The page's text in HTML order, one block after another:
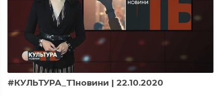
#КУЛЬТУРА_Т1новини | 22.10.2020